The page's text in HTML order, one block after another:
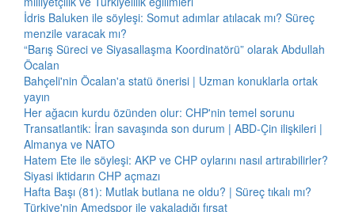
İdris Baluken ile söyleşi: Somut adımlar atılacak mı? Süreç
menzile varacak mı?
“Barış Süreci ve Siyasallaşma Koordinatörü” olarak Abdullah
Öcalan
Bahçeli'nin Öcalan'a statü önerisi | Uzman konuklarla ortak
yayın
Her ağacın kurdu özünden olur: CHP'nin temel sorunu
Transatlantik: İran savaşında son durum | ABD-Çin ilişkileri |
Almanya ve NATO
Hatem Ete ile söyleşi: AKP ve CHP oylarını nasıl artırabilirler?
Siyasi iktidarın CHP açmazı
Hafta Başı (81): Mutlak butlana ne oldu? | Süreç tıkalı mı?
Türkiye'nin Amedspor ile yakaladığı fırsat